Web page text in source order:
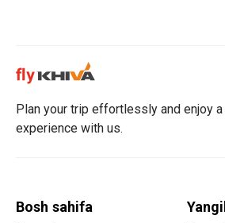
Plan your trip effortlessly and enjoy
experience with us.
Bosh sahifa